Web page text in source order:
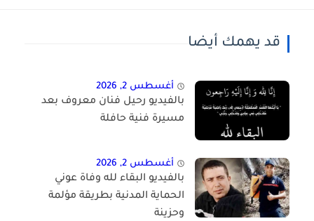
قد يهمك أيضا
أغسطس 2, 2026
بالفيديو رحيل فنان معروف بعد
مسيرة فنية حافلة
أغسطس 2, 2026
بالفيديو البقاء لله وفاة عوني
الحماية المدنية بطريقة مؤلمة
وحزينة